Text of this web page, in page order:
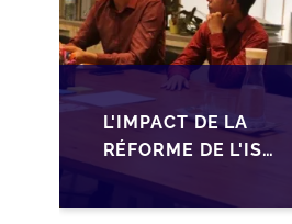
L'IMPACT DE LA
RÉFORME DE L'IS
MAROCAIN SUR LA
TRANSMISSION DES